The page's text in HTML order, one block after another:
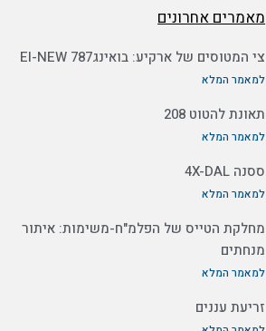
מאמרים אחרונים
צי המטוסים של ארקיע: בואינג787 EI-NEW
למאמר המלא
תאונת להטוט 208
למאמר המלא
ססנה 4X-DAL
למאמר המלא
מחלקת הטייס של הפלמ"ח-משימות: איתור
מנחתים
למאמר המלא
זריעת עננים